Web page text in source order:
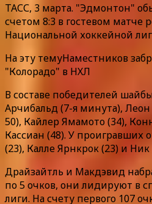
ТАСС, 3 марта. "Эдмонтон"
счетом 8:3 в гостевом матче
Национальной хоккейной
На эту темуНаместников
"Колорадо" в НХЛ
В составе победителей
Арчибальд (7-я минута), Леон
50), Кайлер Ямамото (34),
Кассиан (48). У проигравших
(23), Калле Ярнкрок (23) и
Драйзайтль и Макдэвид
по 5 очков, они лидируют в
лиги. На счету первого 107